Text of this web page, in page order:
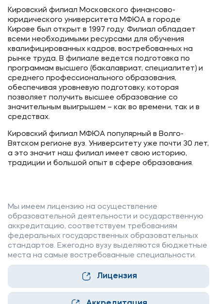
Институт дополнительного образования
Уровни образования
Среднее профессиональное образование
Высшее образование
Дополнительное образование
Медиа
Объявления
Новости вуза
Банковские реквизиты
Карьера
Приемная комиссия
+7 (8332) 37-53-22
Кировский филиал Московского финансово-
юридического университета МФЮА в городе
Кирове был открыт в 1997 году. Филиал обладает
всеми необходимыми ресурсами для обучения
квалифицированных кадров, востребованных на
рынке труда. В филиале ведется подготовка по
программам высшего (бакалавриат, специалитет) и
среднего профессионального образования,
обеспечивая уровневую подготовку, которая
позволяет получить высшее образование со
значительным выигрышем – как во времени, так и в
средствах.
Кировский филиал МФЮА популярный в Волго-
Вятском регионе вуз. Университету уже почти 30 лет,
а это значит наш филиал имеет свою историю,
традиции и большой опыт в сфере образования.
Мы имеем лицензию на осуществление
образовательной деятельности и осударственную
аккредитацию, соответствуем требованиям
федеральных государственных образовательных
стандартов. Ежегодно вузу выделяются бюджетные
места на самые востребованные специальности.
Лицензия